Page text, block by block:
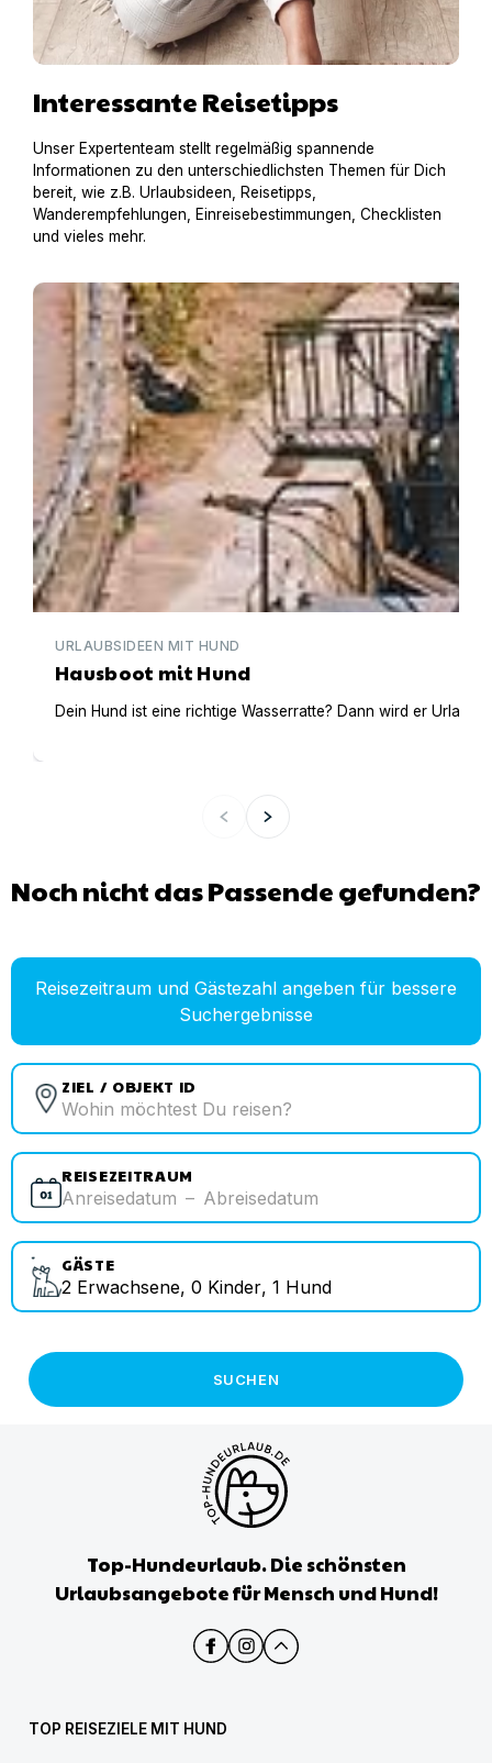
Interessante Reisetipps
Unser Expertenteam stellt regelmäßig spannende
Informationen zu den unterschiedlichsten Themen für Dich
bereit, wie z.B. Urlaubsideen, Reisetipps,
Wanderempfehlungen, Einreisebestimmungen, Checklisten
und vieles mehr.
Hausboot mit Hund
URLAUBSIDEEN MIT HUND
Hausboot mit Hund
Dein Hund ist eine richtige Wasserratte? Dann wird er
Noch nicht das Passende gefunden?
Reisezeitraum und Gästezahl angeben für bessere
Suchergebnisse
ZIEL / OBJEKT ID
REISEZEITRAUM
Anreisedatum – Abreisedatum
GÄSTE
2 Erwachsene, 0 Kinder, 1 Hund
SUCHEN
Top-Hundeurlaub. Die schönsten
Urlaubsangebote für Mensch und Hund!
TOP REISEZIELE MIT HUND